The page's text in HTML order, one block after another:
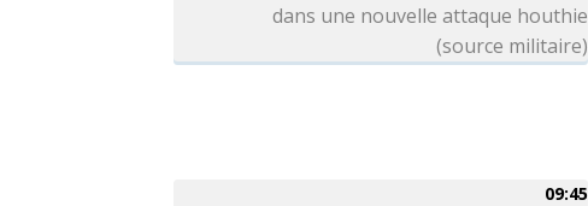
dans une nouvelle attaque houthie
(source militaire)
09:45